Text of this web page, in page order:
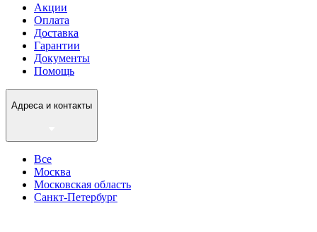
Акции
Оплата
Доставка
Гарантии
Документы
Помощь
Адреса и контакты
Все
Москва
Московская область
Санкт-Петербург